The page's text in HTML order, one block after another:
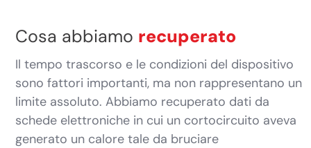
Cosa abbiamo recuperato
Il tempo trascorso e le condizioni del dispositivo
sono fattori importanti, ma non rappresentano un
limite assoluto. Abbiamo recuperato dati da
schede elettroniche in cui un cortocircuito aveva
generato un calore tale da bruciare